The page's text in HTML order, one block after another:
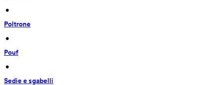
•
Poltrone
•
Pouf
•
Sedie e sgabelli